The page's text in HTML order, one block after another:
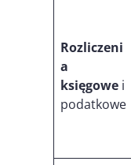
Rozliczeni
a
księgowe i
podatkowe